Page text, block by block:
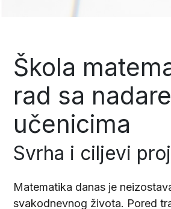
Škola
rad sa
učenicima
Svrha i ciljevi
Matematika danas je
svakodnevnog života. Pored